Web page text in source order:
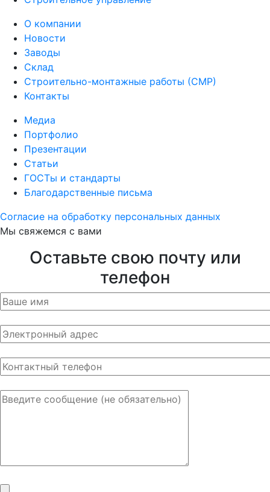
О компании
Новости
Заводы
Склад
Строительно-монтажные работы (СМР)
Контакты
Медиа
Портфолио
Презентации
Статьи
ГОСТы и стандарты
Благодарственные письма
Согласие на обработку персональных данных
Мы свяжемся с вами
Оставьте свою почту или
телефон